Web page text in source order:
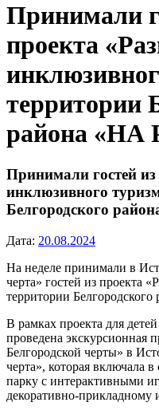
Принимали
проекта
территории
района
Принимали гостей из
инклюзивного
Белгородского
Дата: 20.08.2024
На неделе принимали в
черта» гостей из проекта
территории
В рамках проекта для
проведена экскурсионная
Белгородской черты» в
черта», которая включала
парку с интерактивными
декоративно-прикладному